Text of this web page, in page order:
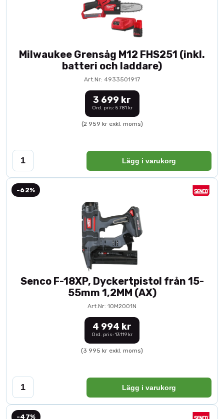
Milwaukee Grensåg M12 FHS251 (inkl.
batteri och laddare)
Art.Nr: 4933501917
3 699 kr
Ord. pris: 5 781 kr
(2 959 kr exkl. moms)
Lägg i varukorg
-62%
Senco F-18XP, Dyckertpistol från 15-
55mm 1,2MM (AX)
Art.Nr: 10M2001N
4 994 kr
Ord. pris: 13 119 kr
(3 995 kr exkl. moms)
Lägg i varukorg
-47%